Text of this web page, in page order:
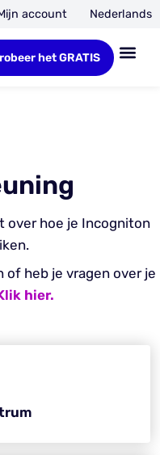
account Nederlands
het GRATIS
hoe je Incogniton
heb je vragen over je
hier.